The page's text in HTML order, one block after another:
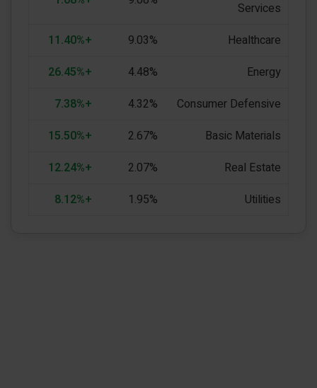
Services
Healthcare
9.03%
+11.40%
Energy
4.48%
+26.45%
Consumer Defensive
4.32%
+7.38%
Basic Materials
2.67%
+15.50%
Real Estate
2.07%
+12.24%
Utilities
1.95%
+8.12%